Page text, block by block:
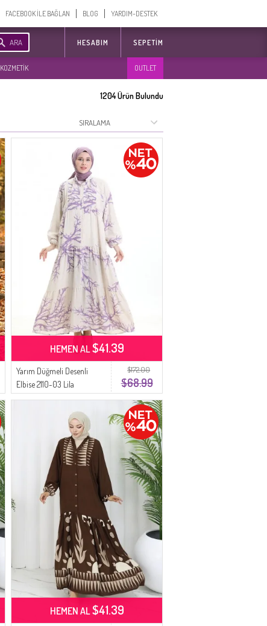
FACEBOOK İLE BAĞLAN BLOG YARDIM-DESTEK
ARA HESABIM SEPETIM
KOZMETİK OUTLET
1204Ürün Bulundu
$172.00
$68.99
Yarım Düğmeli Desenli
Elbise 2110-03 Lila
HEMEN AL$41.39
HEMEN AL$41.39